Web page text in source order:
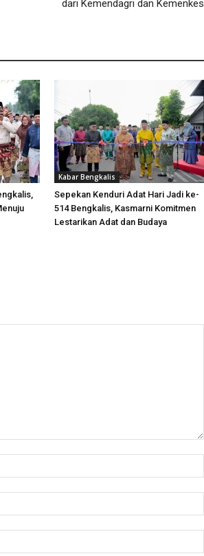
dari Kemendagri dan Kemenkes
Kabar Bengkalis
Sepekan Kenduri Adat Hari Jadi ke-
514 Bengkalis, Kasmarni Komitmen
Lestarikan Adat dan Budaya